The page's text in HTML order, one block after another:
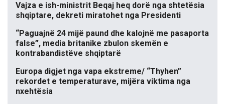
Vajza e ish-ministrit Beqaj heq dorë nga shtetësia
shqiptare, dekreti miratohet nga Presidenti
“Paguajnë 24 mijë paund dhe kalojnë me pasaporta
false”, media britanike zbulon skemën e
kontrabandistëve shqiptarë
Europa digjet nga vapa ekstreme/ “Thyhen”
rekordet e temperaturave, mijëra viktima nga
nxehtësia